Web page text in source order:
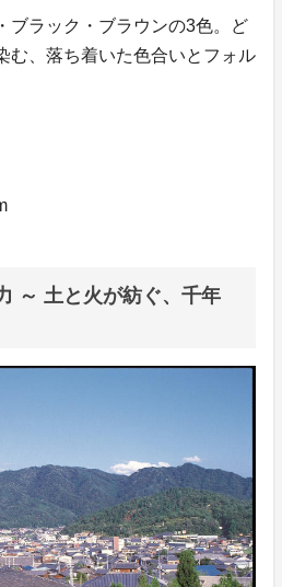
ブラック・ブラウンの3色。ど
む、落ち着いた色合いとフォル
～ 土と火が紡ぐ、千年